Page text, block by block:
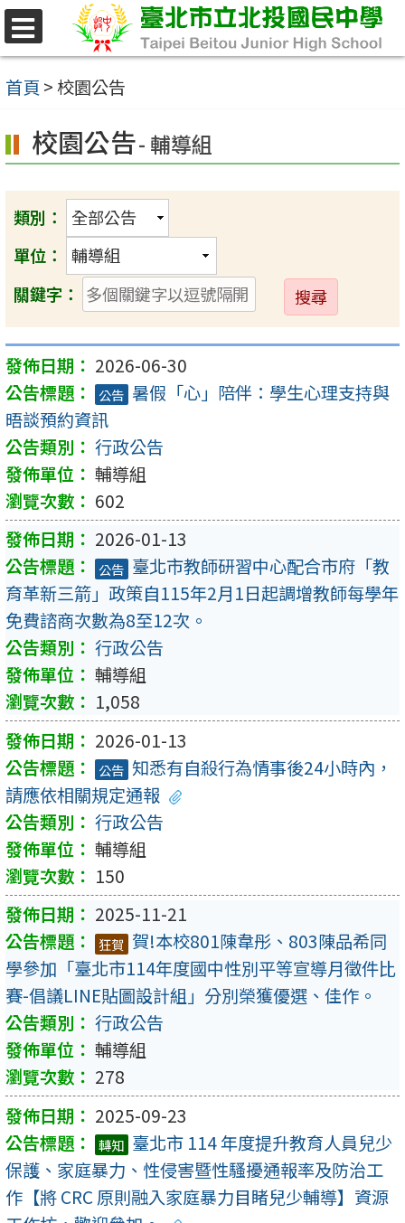
跳
至
主
內
容
區
首頁 >校園公告
校園公告- 輔導組
類別：
單位：
關鍵字：
送
出
2026-06-30
公告 暑假「心」陪伴：學生心理支持與
晤談預約資訊
行政公告
輔導組
602
2026-01-13
公告 臺北市教師研習中心配合市府「教
育革新三箭」政策自115年2月1日起調增教師每學年
免費諮商次數為8至12次。
行政公告
輔導組
1,058
2026-01-13
公告 知悉有自殺行為情事後24小時內，
請應依相關規定通報
行政公告
輔導組
150
2025-11-21
狂賀 賀!本校801陳韋彤、803陳品希同
學參加「臺北市114年度國中性別平等宣導月徵件比
賽-倡議LINE貼圖設計組」分別榮獲優選、佳作。
行政公告
輔導組
278
2025-09-23
轉知 臺北市 114 年度提升教育人員兒少
保護、家庭暴力、性侵害暨性騷擾通報率及防治工
作【將 CRC 原則融入家庭暴力目睹兒少輔導】資源
選
單